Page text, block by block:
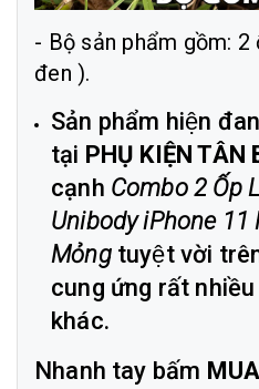
- Bộ sản phẩm gồm: 2
đen ).
Sản phẩm hiện
tại PHỤ KIỆN TÂN
cạnh Combo 2 Ốp
Unibody iPhone 11
Mỏngtuyệt vời
cung ứng rất
khác.
Nhanh tay bấm